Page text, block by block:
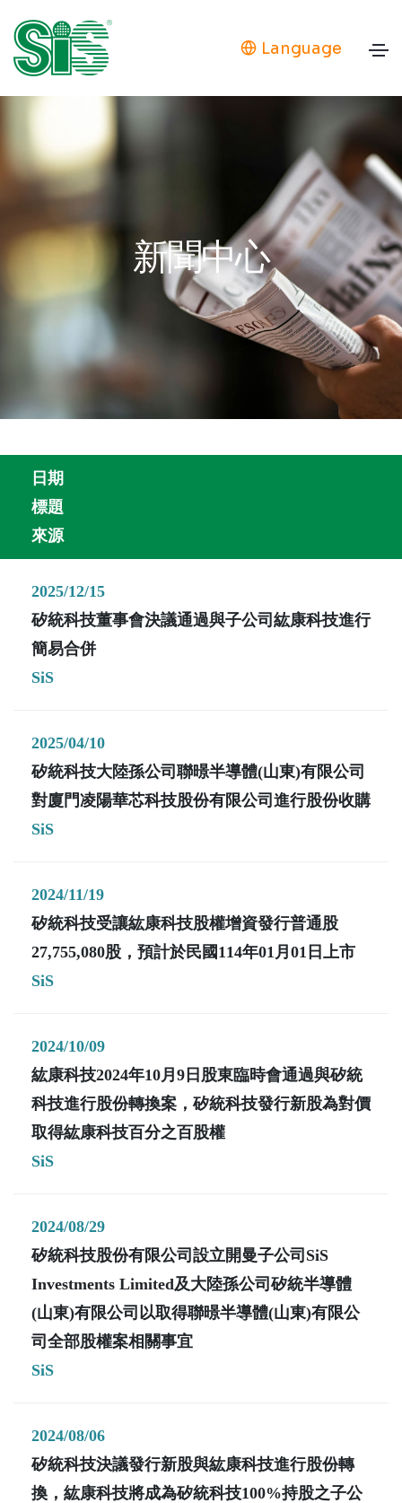
Language
新聞中心
日期
標題
來源
2025/12/15
矽統科技董事會決議通過與子公司紘康科技進行
簡易合併
SiS
2025/04/10
矽統科技大陸孫公司聯暻半導體(山東)有限公司
對廈門凌陽華芯科技股份有限公司進行股份收購
SiS
2024/11/19
矽統科技受讓紘康科技股權增資發行普通股
27,755,080股，預計於民國114年01月01日上市
SiS
2024/10/09
紘康科技2024年10月9日股東臨時會通過與矽統
科技進行股份轉換案，矽統科技發行新股為對價
取得紘康科技百分之百股權
SiS
2024/08/29
矽統科技股份有限公司設立開曼子公司SiS
Investments Limited及大陸孫公司矽統半導體
(山東)有限公司以取得聯暻半導體(山東)有限公
司全部股權案相關事宜
SiS
2024/08/06
矽統科技決議發行新股與紘康科技進行股份轉
換，紘康科技將成為矽統科技100%持股之子公